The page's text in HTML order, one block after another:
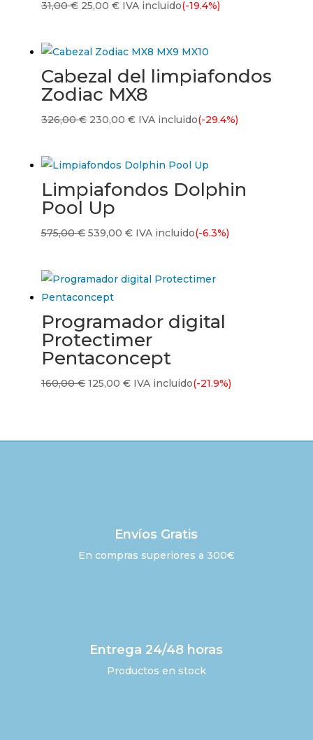
31,00€ El
era:
31,00 €.
25,00 €El
es:
25,00 €.
IVA incluido(-19.4%)
Cabezal del limpiafondos
Zodiac MX8
326,00€ El
326,00 €.
230,00 €El
es:
230,00 €.
IVA incluido(-29.4%)
Limpiafondos Dolphin
Pool Up
575,00€ El
era:
575,00 €.
539,00 €El
es:
IVA incluido(-6.3%)
Programador digital
Protectimer
Pentaconcept
160,00€ El
125,00 €ElIVA incluido(-21.9%)
Envíos Gratis
En compras superiores a 300€
Entrega 24/48 horas
Productos en stock